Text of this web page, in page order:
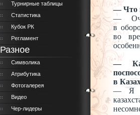
Турнирные таблицы
Статистика
Кубок РК
Регламент
Разное
Символика
Атрибутика
Фотогалерея
Видео
Чер-лидеры
— Что
—
в
во
—
в
—
Я